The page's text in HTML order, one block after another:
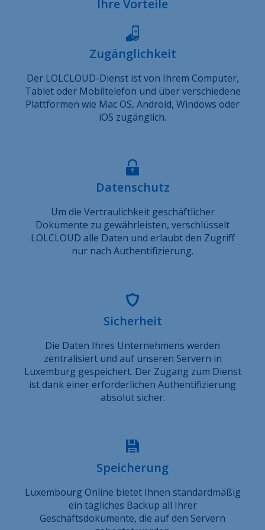
Ihre Vorteile
Zugänglichkeit
Der LOLCLOUD-Dienst ist von Ihrem Computer,
Tablet oder Mobiltelefon und über verschiedene
Plattformen wie Mac OS, Android, Windows oder
iOS zugänglich.
Datenschutz
Um die Vertraulichkeit geschäftlicher
Dokumente zu gewährleisten, verschlüsselt
LOLCLOUD alle Daten und erlaubt den Zugriff
nur nach Authentifizierung.
Sicherheit
Die Daten Ihres Unternehmens werden
zentralisiert und auf unseren Servern in
Luxemburg gespeichert. Der Zugang zum Dienst
ist dank einer erforderlichen Authentifizierung
absolut sicher.
Speicherung
Luxembourg Online bietet Ihnen standardmäßig
ein tägliches Backup all Ihrer
Geschäftsdokumente, die auf den Servern